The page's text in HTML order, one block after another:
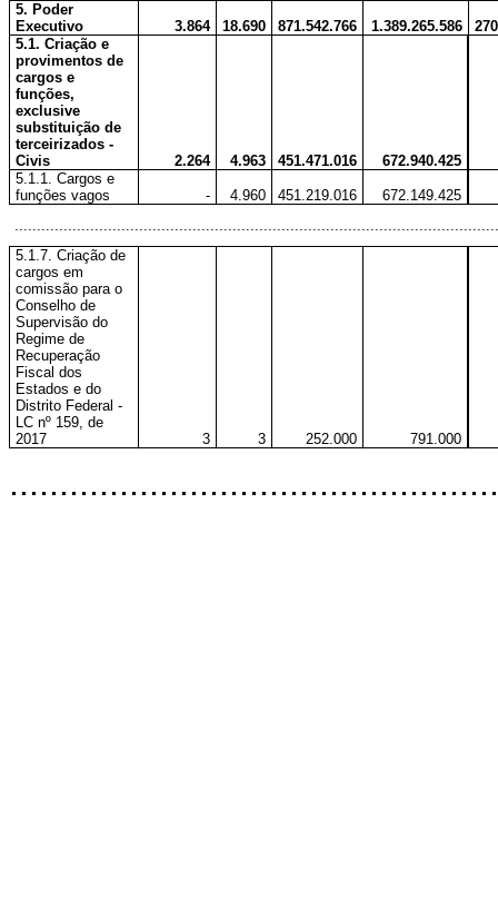
5. Poder
Executivo
3.864 18.690 871.542.766 1.389.265.586
5.1. Criação e
provimentos de
cargos e
funções,
exclusive
substituição de
terceirizados -
Civis
2.264 4.963 451.471.016
672.940.425
5.1.1. Cargos e
funções vagos
- 4.960 451.219.016
672.149.425
5.1.7. Criação de
cargos em
comissão para o
Conselho de
Supervisão do
Regime de
Recuperação
Fiscal dos
Estados e do
Distrito Federal -
LC nº 159, de
2017
3 3 252.000 791.000